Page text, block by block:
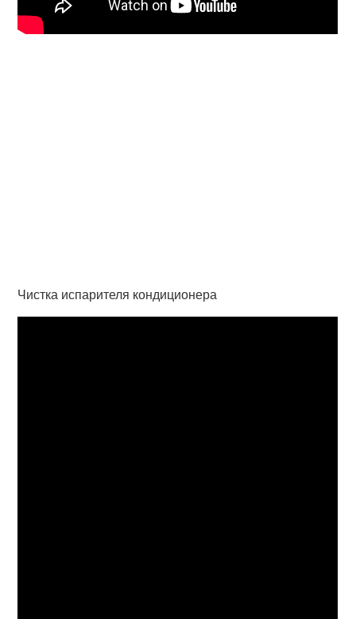
Чистка испарителя кондиционера